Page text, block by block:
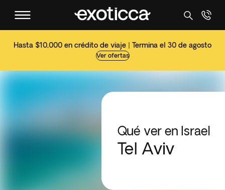
Hasta $10,000 en crédito de viaje | Termina el 30 de agosto
Ver ofertas
Qué ver en Israel
Tel Aviv